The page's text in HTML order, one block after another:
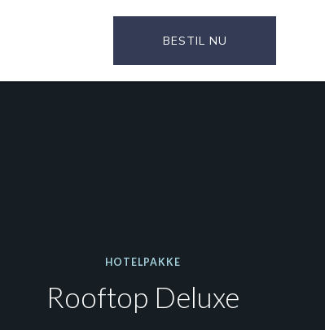
BESTIL NU
HOTELPAKKE
Rooftop Deluxe